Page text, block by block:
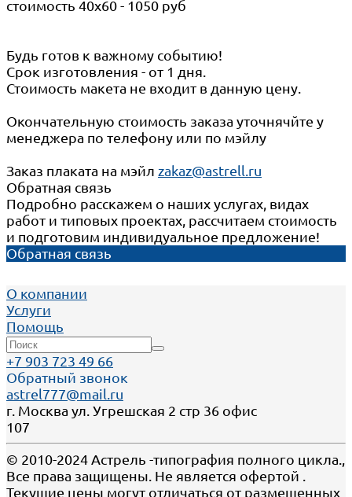
стоимость 40х60 - 1050 руб
Будь готов к важному событию!
Срок изготовления - от 1 дня.
Стоимость макета не входит в данную цену.
Окончательную стоимость заказа уточнячйте у
менеджера по телефону или по мэйлу
Заказ плаката на мэйл zakaz@astrell.ru
Обратная связь
Подробно расскажем о наших услугах, видах
работ и типовых проектах, рассчитаем стоимость
и подготовим индивидуальное предложение!
Обратная связь
О компании
Услуги
Помощь
+7 903 723 49 66
Обратный звонок
astrel777@mail.ru
г. Москва ул. Угрешская 2 стр 36 офис
107
© 2010-2024 Астрель -типография полного цикла.,
Все права защищены. Не является офертой .
Текущие цены могут отличаться от размещенных